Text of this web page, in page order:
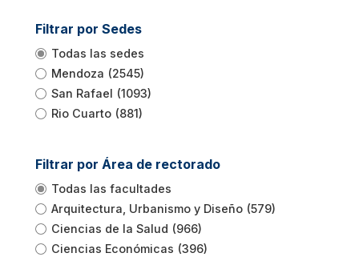
Filtrar por Sedes
Todas las sedes
Mendoza (2545)
San Rafael (1093)
Rio Cuarto (881)
Filtrar por Área de rectorado
Todas las facultades
Arquitectura, Urbanismo y Diseño (579)
Ciencias de la Salud (966)
Ciencias Económicas (396)